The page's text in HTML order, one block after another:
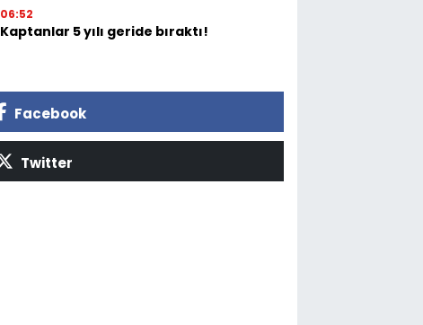
06:52
Kaptanlar 5 yılı geride bıraktı!
Facebook
Twitter